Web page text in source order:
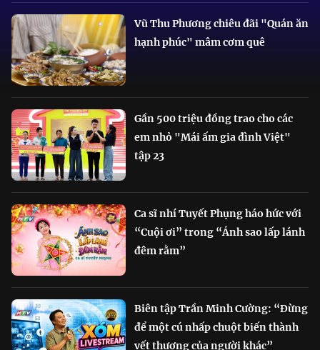
Vũ Thu Phương chiêu đãi "Quán ăn
hạnh phúc" mâm cơm quê
Gần 500 triệu đồng trao cho các
em nhỏ "Mái ấm gia đình Việt"
tập 23
Ca sĩ nhí Tuyết Phụng háo hức với
“Cuội ơi” trong “Ánh sao lấp lánh
đêm rằm”
Biên tập Trần Minh Cường: “Đừng
để một cú nhấp chuột biến thành
vết thương của người khác”